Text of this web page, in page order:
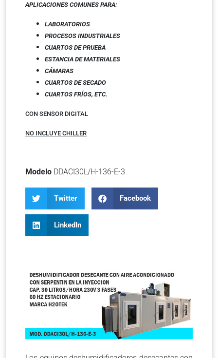
APLICACIONES COMUNES PARA:
LABORATORIOS
PROCESOS INDUSTRIALES
CUARTOS DE PRUEBA
ESTANCIA DE MATERIALES
CÁMARAS
CUARTOS DE SECADO
CUARTOS FRÍOS, ETC.
CON SENSOR DIGITAL
NO INCLUYE CHILLER
Modelo DDACI30L/H-136-E-3
Twitter Facebook
LinkedIn